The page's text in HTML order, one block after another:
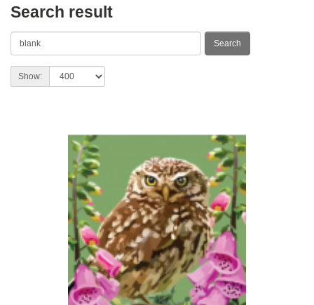
Search result
Show: